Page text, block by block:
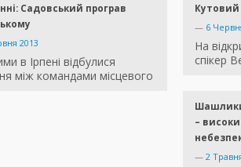
Садовський програв
2013
в Ірпені відбулися
між командами місцевого
Кутовий
— 6
На
спікер
–
— 2